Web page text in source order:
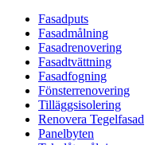
Fasadputs
Fasadmålning
Fasadrenovering
Fasadtvättning
Fasadfogning
Fönsterrenovering
Tilläggsisolering
Renovera Tegelfasad
Panelbyten